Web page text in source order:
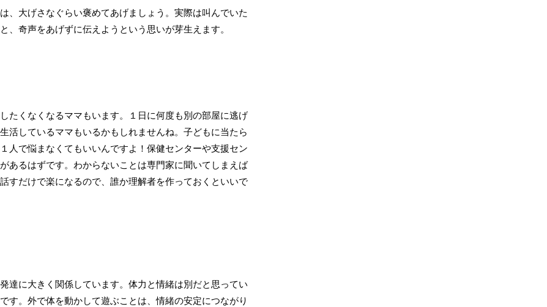
、大げさなぐらい褒めてあげましょう。実際は叫んでいた
、奇声をあげずに伝えようという思いが芽生えます。
たくなくなるママもいます。１日に何度も別の部屋に逃げ
活しているママもいるかもしれませんね。子どもに当たら
人で悩まなくてもいいんですよ！保健センターや支援セン
あるはずです。わからないことは専門家に聞いてしまえば
すだけで楽になるので、誰か理解者を作っておくといいで
達に大きく関係しています。体力と情緒は別だと思ってい
す。外で体を動かして遊ぶことは、情緒の安定につながり